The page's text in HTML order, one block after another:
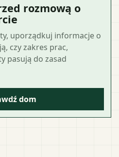
rozmową o
uporządkuj informacje o
czy zakres prac,
pasują do zasad
dom